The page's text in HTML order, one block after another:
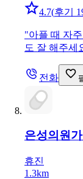
4.7(후기
"아플 때 자
도 잘 해주세
전화
은성의원
휴진
1.3km